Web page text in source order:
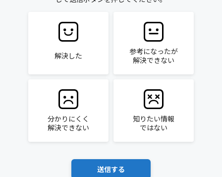
解決した
参考になったが
解決できない
分かりにくく
解決できない
知りたい情報
ではない